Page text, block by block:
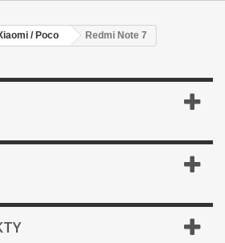
/ Poco Redmi Note 7